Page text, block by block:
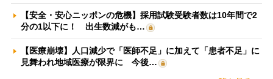
【安全・安心ニッポンの危機】採用試験受験者数は10年間で2
分の1以下に！ 出生数減がも…
【医療崩壊】人口減少で「医師不足」に加えて「患者不足」に
見舞われ地域医療が限界に 今後…